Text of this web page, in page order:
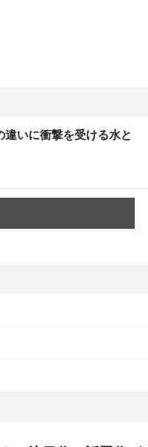
いに衝撃を受ける水と